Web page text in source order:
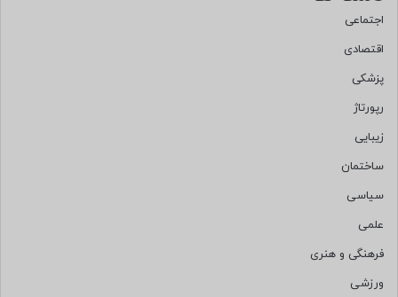
اجتماعی
اقتصادی
پزشکی
رپورتاژ
زیبایی
ساختمان
سیاسی
علمی
فرهنگی و هنری
ورزشی